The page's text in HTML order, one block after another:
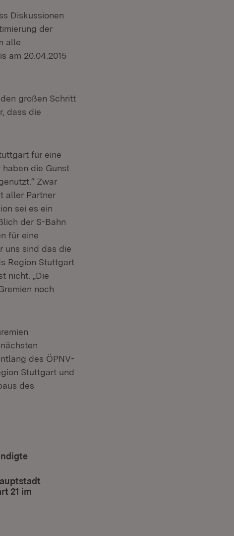
Diskussionen
der
alle
am 20.04.2015
großen Schritt
dass die
für eine
die Gunst
Zwar
aller Partner
sei es ein
der S-Bahn
für eine
uns sind das die
Region Stuttgart
nicht. „Die
noch
des ÖPNV-
Stuttgart und
des
21 im